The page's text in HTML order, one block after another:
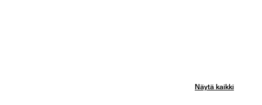
Näytä kaikki